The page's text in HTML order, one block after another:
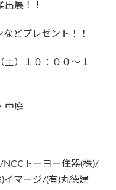
出展！！
どプレゼント！！
）１０：００～１
庭
トーヨー住器(株)/
イマージ/(有)丸徳建